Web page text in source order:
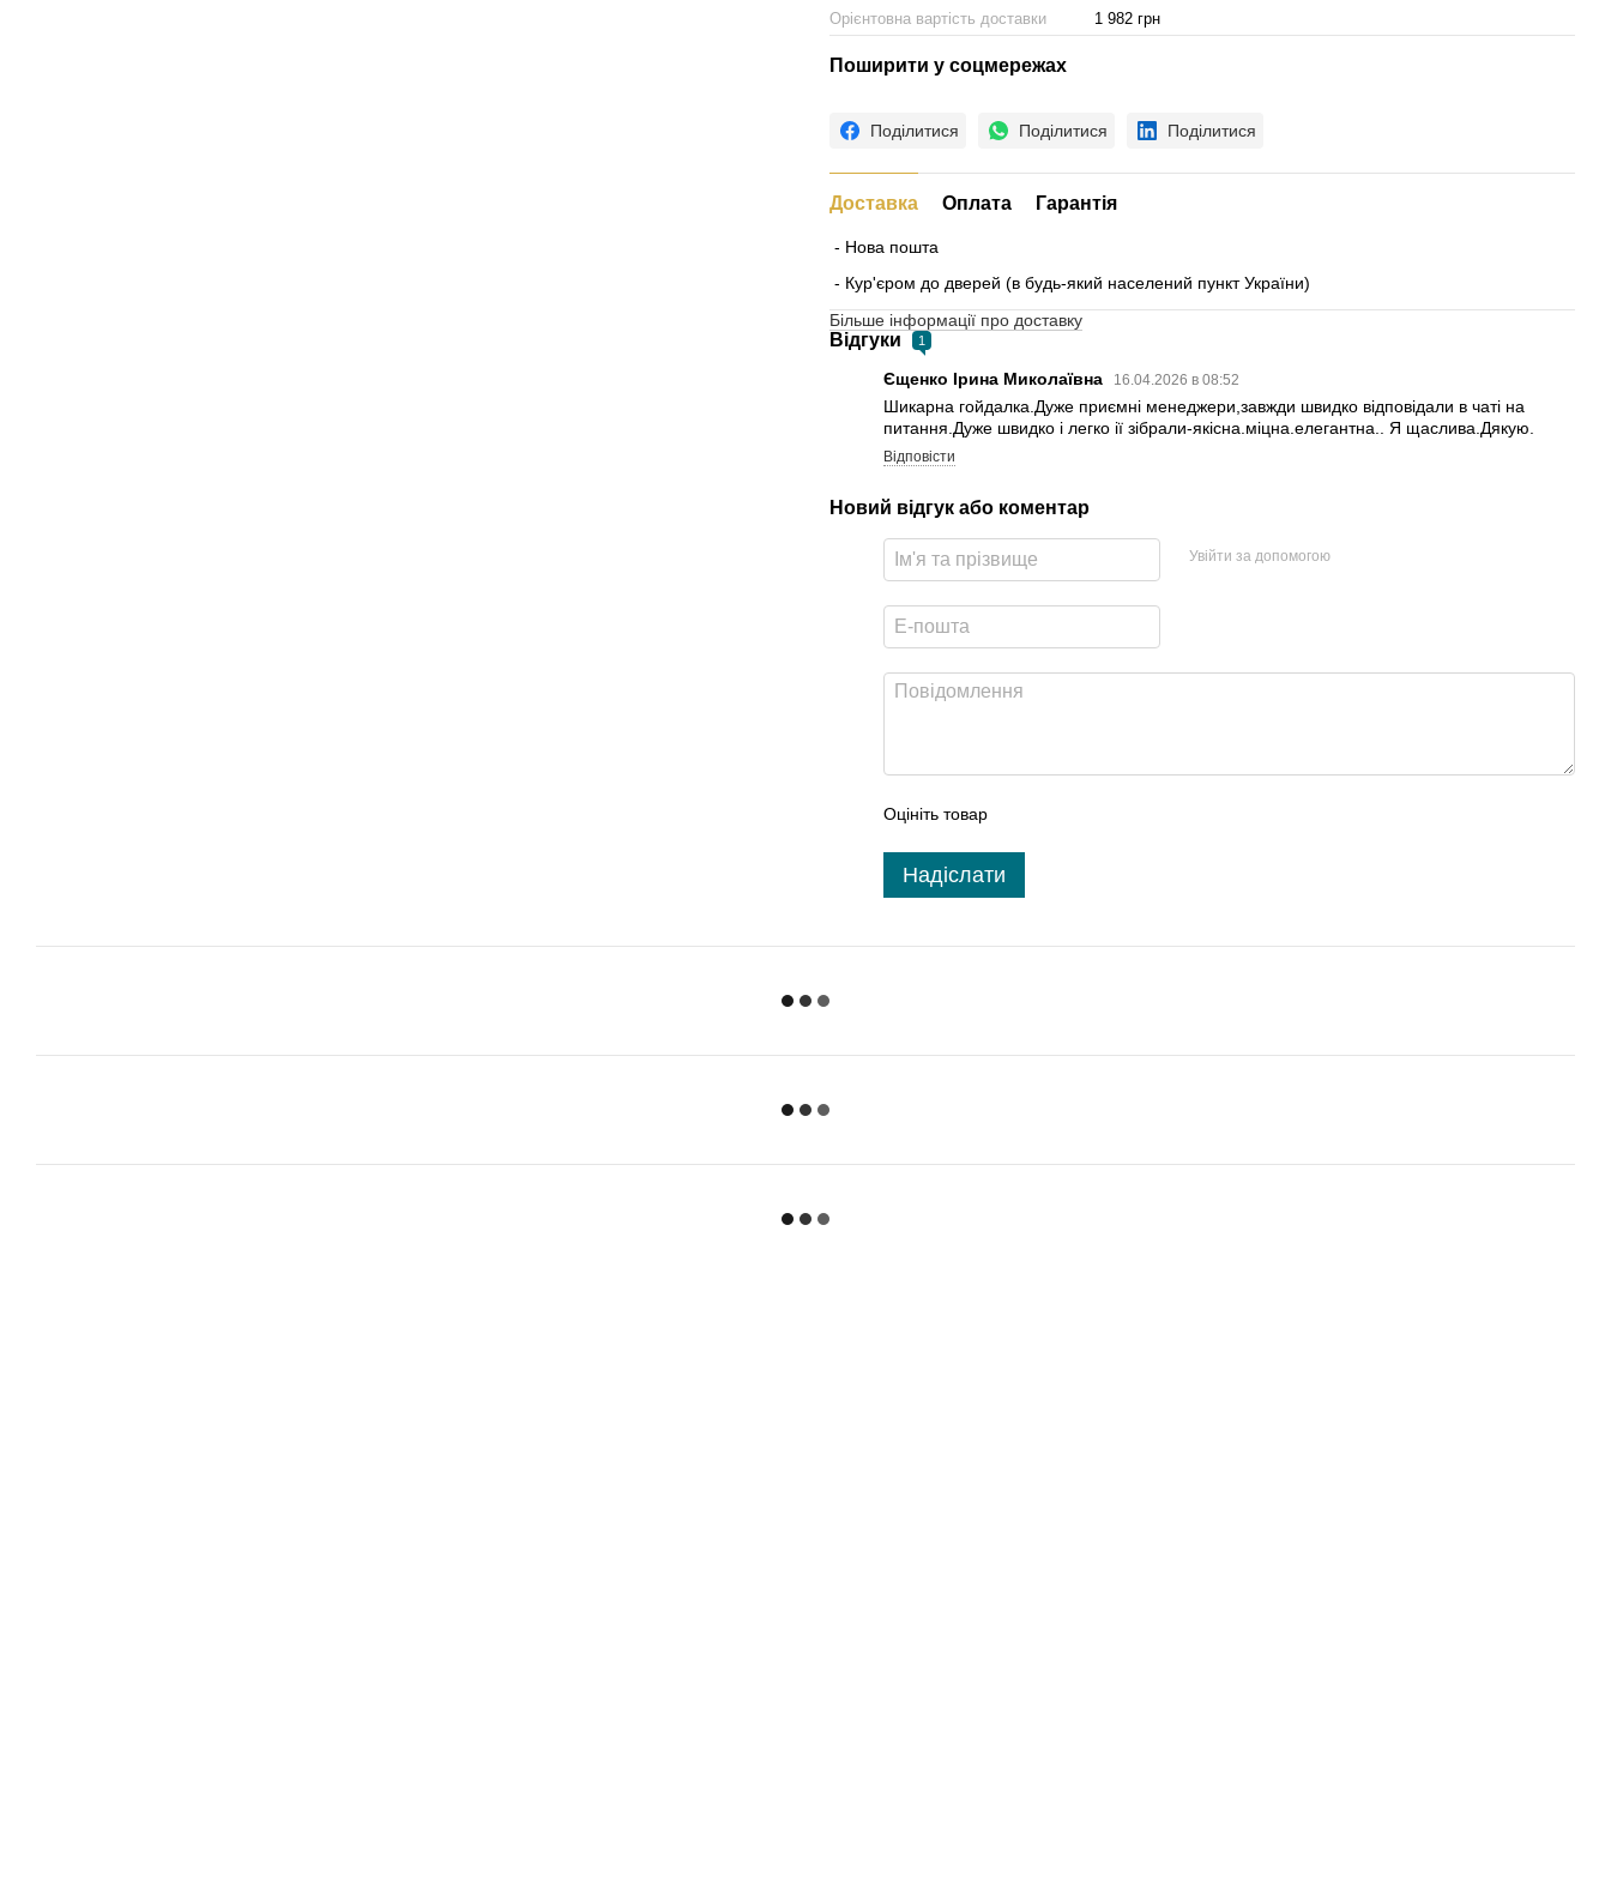
Орієнтовна вартість доставки
1 982 грн
Поширити у соцмережах
Поділитися Поділитися Поділитися
Доставка Оплата Гарантія
- Нова пошта
- Кур'єром до дверей (в будь-який населений пункт України)
Більше інформації про доставку
Відгуки 1
Єщенко Ірина Миколаївна 16.04.2026 в 08:52
Шикарна гойдалка.Дуже приємні менеджери,завжди швидко відповідали в чаті на
питання.Дуже швидко і легко ії зібрали-якісна.міцна.елегантна.. Я щаслива.Дякую.
Відповісти
Новий відгук або коментар
Увійти за допомогою
Оцініть товар
Надіслати